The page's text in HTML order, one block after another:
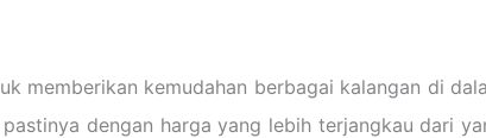
memberikan kemudahan berbagai kalangan di
dengan harga yang lebih terjangkau dari